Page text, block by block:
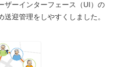
ザーインターフェース（UI）の
迎管理をしやすくしました。